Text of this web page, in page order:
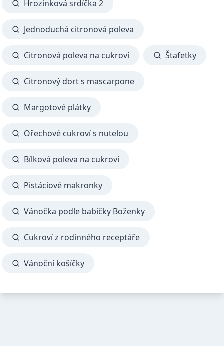
Hrozinková srdíčka 2
Jednoduchá citronová poleva
Citronová poleva na cukroví Štafetky
Citronový dort s mascarpone
Margotové plátky
Ořechové cukroví s nutelou
Bílková poleva na cukroví
Pistáciové makronky
Vánočka podle babičky Boženky
Cukroví z rodinného receptáře
Vánoční košíčky